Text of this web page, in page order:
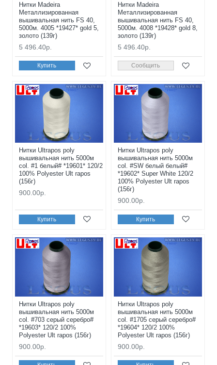
Нитки Madeira
Металлизированная
вышивальная нить FS 40,
5000м. 4005 *19427* gold 5,
золото (139г)
5 496.40р.
Купить
Нитки Madeira
Металлизированная
вышивальная нить FS 40,
5000м. 4008 *19428* gold 8,
золото (139г)
5 496.40р.
Сообщить
Нитки Ultrapos poly
вышивальная нить 5000м
col. #1 белый# *19601* 120/2
100% Polyester Ult rapos
(156г)
900.00р.
Купить
Нитки Ultrapos poly
вышивальная нить 5000м
col. #SW белый белый#
*19602* Super White 120/2
100% Polyester Ult rapos
(156г)
900.00р.
Купить
Нитки Ultrapos poly
вышивальная нить 5000м
col. #703 серый серебро#
*19603* 120/2 100%
Polyester Ult rapos (156г)
900.00р.
Нитки Ultrapos poly
вышивальная нить 5000м
col. #1705 серый серебро#
*19604* 120/2 100%
Polyester Ult rapos (156г)
900.00р.